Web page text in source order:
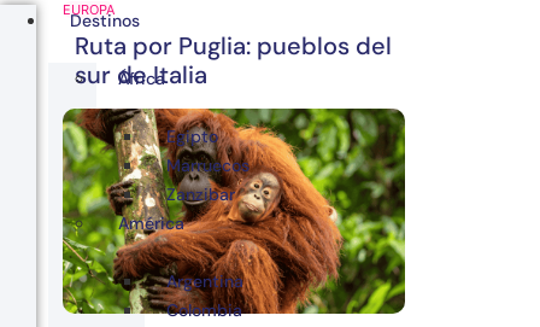
EUROPA
Ruta por Puglia: pueblos del
sur de Italia
Destinos
África
Egipto
Marruecos
Zanzibar
América
Argentina
Colombia